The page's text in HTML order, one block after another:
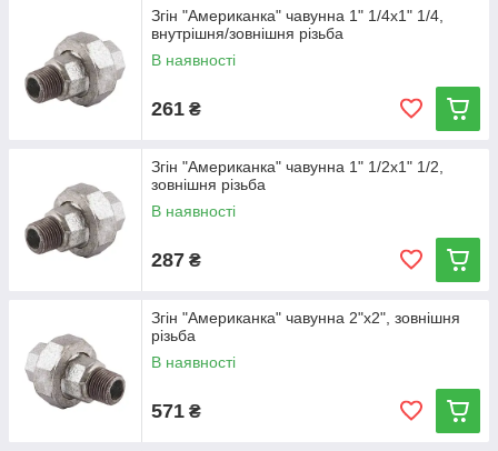
Згін "Американка" чавунна 1" 1/4х1" 1/4,
внутрішня/зовнішня різьба
В наявності
261 ₴
Згін "Американка" чавунна 1" 1/2х1" 1/2,
зовнішня різьба
В наявності
287 ₴
Згін "Американка" чавунна 2"х2", зовнішня
різьба
В наявності
571 ₴